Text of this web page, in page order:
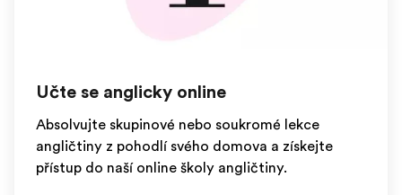
Učte se anglicky online
Absolvujte skupinové nebo soukromé lekce
angličtiny z pohodlí svého domova a získejte
přístup do naší online školy angličtiny.